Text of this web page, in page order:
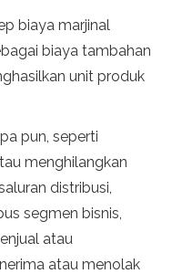
biaya marjinal
biaya tambahan
unit produk
pun, seperti
menghilangkan
distribusi,
segmen bisnis,
atau
atau menolak